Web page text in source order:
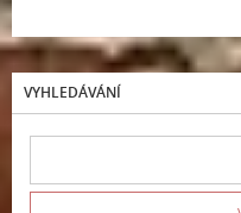
VYHLEDÁVÁNÍ